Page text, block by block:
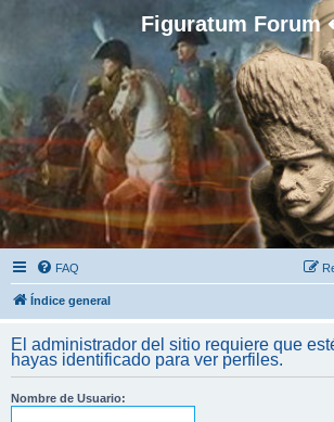
Figuratum Forum
FAQ
Índice general
El administrador del sitio requiere que
hayas identificado para ver perfiles.
Nombre de Usuario: